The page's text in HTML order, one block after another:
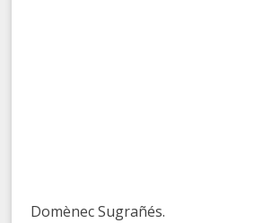
Domènec Sugrañés.